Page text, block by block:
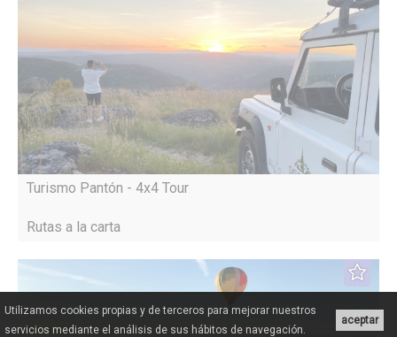
Turismo Pantón - 4x4 Tour
Rutas a la carta
aceptar
Utilizamos cookies propias y de terceros para mejorar nuestros
servicios mediante el análisis de sus hábitos de navegación.